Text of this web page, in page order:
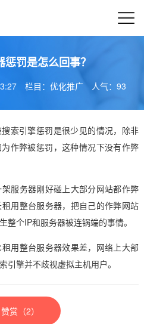
罚是怎么回事？
栏目：优化推广 人气： 93
引擎惩罚是很少见的情况，除非
作弊被惩罚，这种情况下没有作弊
服务器刚好碰上大部分网站都作弊
用整台服务器，把自己的作弊网站
整个IP和服务器被连锅端的事情。
整台服务器效果差，网络上大部
引擎并不歧视虚拟主机用户。
赞赏（2）